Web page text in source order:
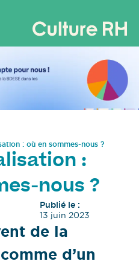
: où en sommes-nous ?
:
nous ?
Publié le :
13 juin 2023
de la
d’un